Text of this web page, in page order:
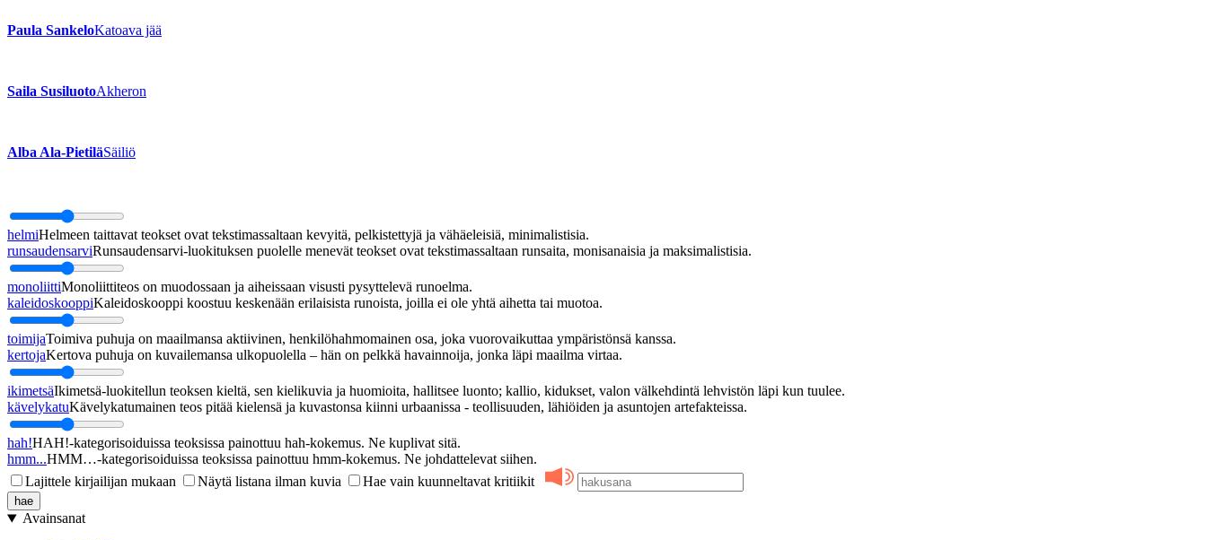
Paula SankeloKatoava jää
Saila SusiluotoAkheron
Alba Ala-PietiläSäiliö
helmiHelmeen taittavat teokset ovat tekstimassaltaan kevyitä, pelkistettyjä ja vähäeleisiä, minimalistisia.
runsaudensarviRunsaudensarvi-luokituksen puolelle menevät teokset ovat tekstimassaltaan runsaita, monisanaisia ja maksimalistisia.
monoliittiMonoliittiteos on muodossaan ja aiheissaan visusti pysyttelevä runoelma.
kaleidoskooppiKaleidoskooppi koostuu keskenään erilaisista runoista, joilla ei ole yhtä aihetta tai muotoa.
toimijaToimiva puhuja on maailmansa aktiivinen, henkilöhahmomainen osa, joka vuorovaikuttaa ympäristönsä kanssa.
kertojaKertova puhuja on kuvailemansa ulkopuolella – hän on pelkkä havainnoija, jonka läpi maailma virtaa.
ikimetsäIkimetsä-luokitellun teoksen kieltä, sen kielikuvia ja huomioita, hallitsee luonto; kallio, kidukset, valon välkehdintä lehvistön läpi kun tuulee.
kävelykatuKävelykatumainen teos pitää kielensä ja kuvastonsa kiinni urbaanissa - teollisuuden, lähiöiden ja asuntojen artefakteissa.
hah!HAH!-kategorisoiduissa teoksissa painottuu hah-kokemus. Ne kuplivat sitä.
hmm...HMM…-kategorisoiduissa teoksissa painottuu hmm-kokemus. Ne johdattelevat siihen.
Lajittele kirjailijan mukaan
Näytä listana ilman kuvia Hae vain kuunneltavat kritiikit
Avainsanat